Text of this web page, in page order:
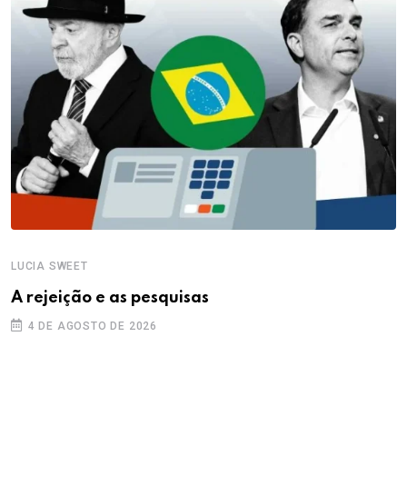
LUCIA SWEET
A rejeição e as pesquisas
4 DE AGOSTO DE 2026